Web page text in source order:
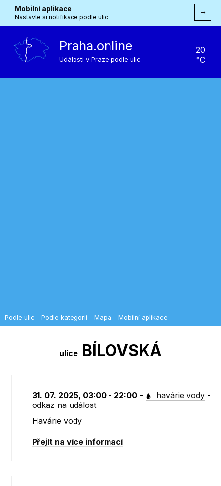
Mobilní aplikace
Nastavte si notifikace podle ulic
→
Praha.online
Události v Praze podle ulic
20
°C
Podle ulic - Podle kategorií - Mapa - Mobilní aplikace
ulice BÍLOVSKÁ
31. 07. 2025, 03:00 - 22:00 - havárie vody -
odkaz na událost
Havárie vody
Přejít na více informací